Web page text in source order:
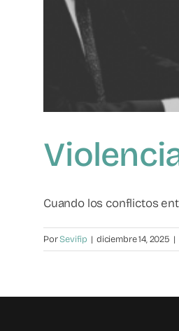
Cuando los conflictos
PorSevifip | diciembre 14, 2025 |